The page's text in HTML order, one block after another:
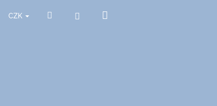
CZK Hledat Přihlášení